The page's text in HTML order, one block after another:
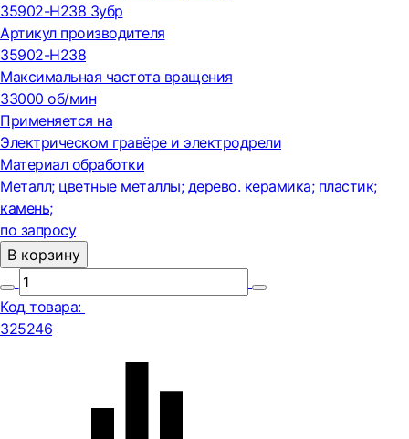
35902-H238 Зубр
Артикул производителя
35902-H238
Максимальная частота вращения
33000 об/мин
Применяется на
Электрическом гравёре и электродрели
Материал обработки
Металл; цветные металлы; дерево. керамика; пластик;
камень;
по запросу
В корзину
Код товара:
325246